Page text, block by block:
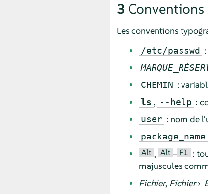
3
Les conventions
/etc/passwd
CHEMIN :
ls , --help :
user : nom de
package_name
Alt , Alt – F1 :
majuscules
Fichier, Fichier›